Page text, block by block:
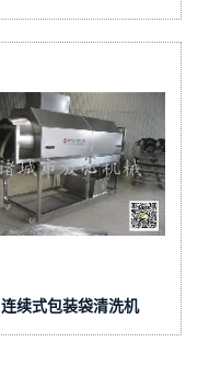
连续式包装袋清洗机